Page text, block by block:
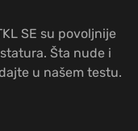
SE su povoljnije
Šta nude i
u našem testu.